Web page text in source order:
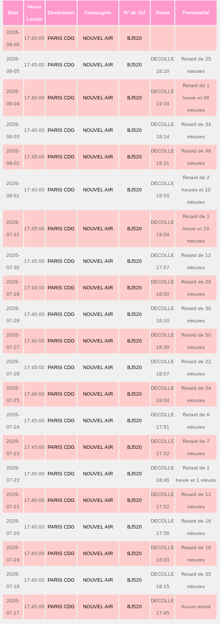
Date
Heure
Locale
Destination Compagnie N° de Vol Statut Ponctualité
2026-
08-06
17:45:00 PARIS CDG NOUVEL AIR BJ520
2026-
08-05
17:45:00 PARIS CDG NOUVEL AIR BJ520
DECOLLE
18:10
Retard de 25
minutes
2026-
08-04
17:40:00 PARIS CDG NOUVEL AIR BJ520
DECOLLE
19:19
Retard de 1
heure et 39
minutes
2026-
08-03
17:40:00 PARIS CDG NOUVEL AIR BJ520
DECOLLE
18:14
Retard de 34
minutes
2026-
08-02
17:45:00 PARIS CDG NOUVEL AIR BJ520
DECOLLE
18:31
Retard de 46
minutes
2026-
08-01
17:40:00 PARIS CDG NOUVEL AIR BJ520
DECOLLE
19:50
Retard de 2
heures et 10
minutes
2026-
07-31
17:45:00 PARIS CDG NOUVEL AIR BJ520
DECOLLE
19:04
Retard de 1
heure et 19
minutes
2026-
07-30
17:45:00 PARIS CDG NOUVEL AIR BJ520
DECOLLE
17:57
Retard de 12
minutes
2026-
07-29
17:40:00 PARIS CDG NOUVEL AIR BJ520
DECOLLE
18:00
Retard de 20
minutes
2026-
07-28
17:40:00 PARIS CDG NOUVEL AIR BJ520
DECOLLE
18:10
Retard de 30
minutes
2026-
07-27
17:40:00 PARIS CDG NOUVEL AIR BJ520
DECOLLE
18:30
Retard de 50
minutes
2026-
07-26
17:45:00 PARIS CDG NOUVEL AIR BJ520
DECOLLE
18:07
Retard de 22
minutes
2026-
07-25
17:40:00 PARIS CDG NOUVEL AIR BJ520
DECOLLE
18:04
Retard de 24
minutes
2026-
07-24
17:45:00 PARIS CDG NOUVEL AIR BJ520
DECOLLE
17:51
Retard de 6
minutes
2026-
07-23
17:45:00 PARIS CDG NOUVEL AIR BJ520
DECOLLE
17:52
Retard de 7
minutes
2026-
07-22
17:45:00 PARIS CDG NOUVEL AIR BJ520
DECOLLE
18:46
Retard de 1
heure et 1 minute
2026-
07-21
17:40:00 PARIS CDG NOUVEL AIR BJ520
DECOLLE
17:52
Retard de 12
minutes
2026-
07-20
17:40:00 PARIS CDG NOUVEL AIR BJ520
DECOLLE
17:56
Retard de 16
minutes
2026-
07-19
17:45:00 PARIS CDG NOUVEL AIR BJ520
DECOLLE
18:03
Retard de 18
minutes
2026-
07-18
17:40:00 PARIS CDG NOUVEL AIR BJ520
DECOLLE
18:15
Retard de 35
minutes
2026-
07-17
17:45:00 PARIS CDG NOUVEL AIR BJ520
DECOLLE
17:45
Aucun retard